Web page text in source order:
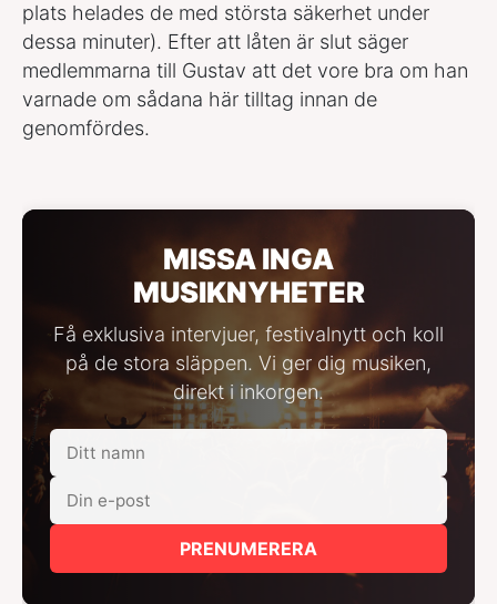
plats helades de med största säkerhet under
dessa minuter). Efter att låten är slut säger
medlemmarna till Gustav att det vore bra om han
varnade om sådana här tilltag innan de
genomfördes.
MISSA INGA
MUSIKNYHETER
Få exklusiva intervjuer, festivalnytt och koll
på de stora släppen. Vi ger dig musiken,
direkt i inkorgen.
PRENUMERERA